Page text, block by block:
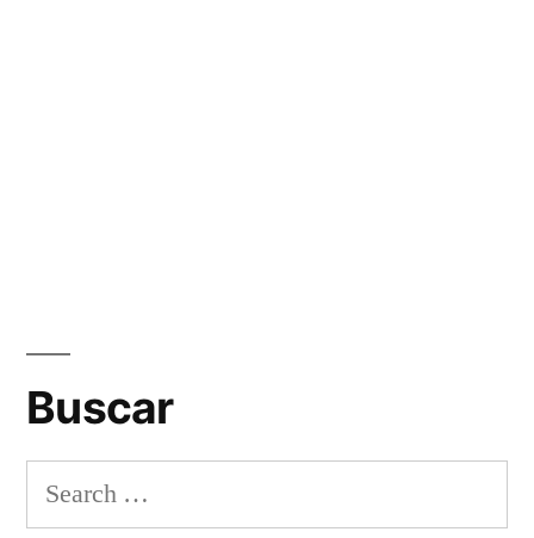
Buscar
Search
for: